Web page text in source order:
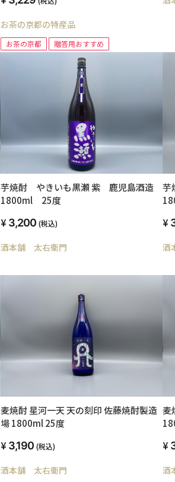
お茶の京都の特産品
お茶の京都 贈答用おすすめ
芋焼酎 やきいも黒瀬 紫 鹿児島酒造
1800ml 25度
3,200 (税込)
酒本舗 太右衛門
芋
酒
麦焼酎 星河一天 天の刻印 佐藤焼酎製造
場 1800ml 25度
3,190 (税込)
酒本舗 太右衛門
麦
酒